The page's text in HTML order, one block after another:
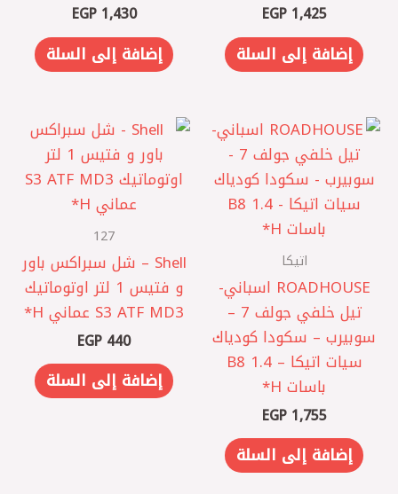
EGP1,425
إضافة إلى السلة
EGP1,430
إضافة إلى السلة
اتيكا
تيل خلفي جولف 7 –
سوبيرب – سكودا كودياك
سيات اتيكا – B8 1.4
باسات H*
EGP1,755
إضافة إلى السلة
127
Shell – شل سبراكس باور
و فتيس 1 لتر اوتوماتيك
S3 ATF MD3 عماني H*
EGP 440
إضافة إلى السلة